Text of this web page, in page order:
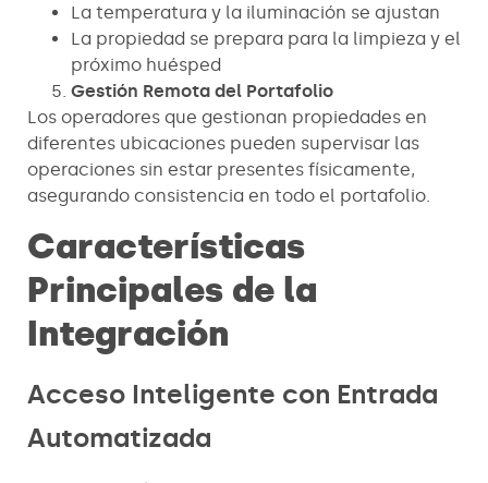
La temperatura y la iluminación se ajustan
La propiedad se prepara para la limpieza y el
próximo huésped
Gestión Remota del Portafolio
Los operadores que gestionan propiedades en
diferentes ubicaciones pueden supervisar las
operaciones sin estar presentes físicamente,
asegurando consistencia en todo el portafolio.
Características
Principales de la
Integración
Acceso Inteligente con Entrada
Automatizada